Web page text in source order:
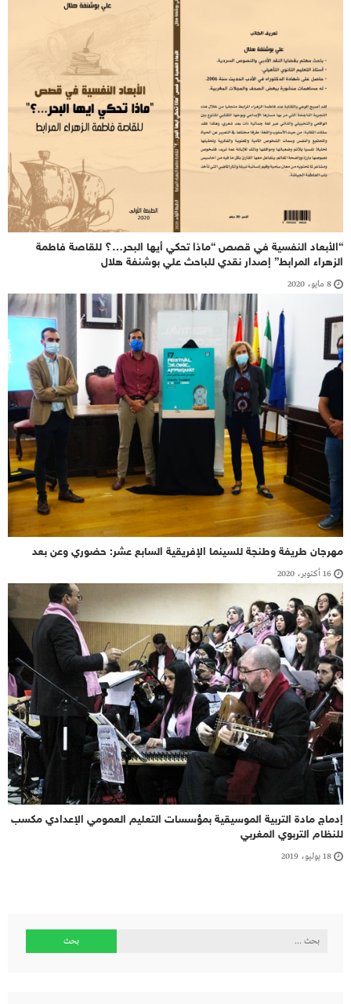
“الأبعاد النفسية في قصص “ماذا تحكي أيها البحر…؟ للقاصة فاطمة
الزهراء المرابط” إصدار نقدي للباحث علي بوشنفة هلال
8 مايو، 2020
مهرجان طريفة وطنجة للسينما الإفريقية السابع عشر: حضوري وعن بعد
16 أكتوبر، 2020
إدماج مادة التربية الموسيقية بمؤسسات التعليم العمومي الإعدادي مكسب
للنظام التربوي المغربي
18 يوليو، 2019
البحث